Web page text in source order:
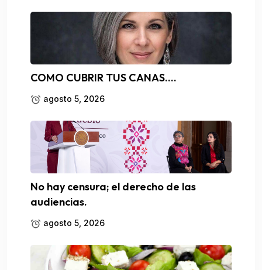
COMO CUBRIR TUS CANAS….
agosto 5, 2026
No hay censura; el derecho de las
audiencias.
agosto 5, 2026